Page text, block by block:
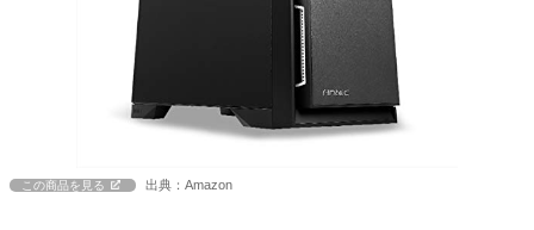
この商品を見る 出典：Amazon